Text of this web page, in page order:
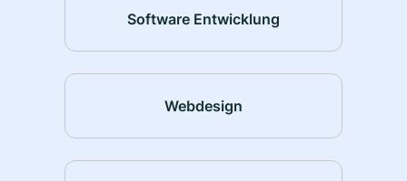
Software Entwicklung
Webdesign